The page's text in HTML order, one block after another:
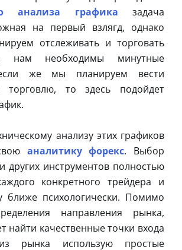
анализа графика задача
на первый взлягд, однако
отслеживать и торговать
нам необходимы минутные
же мы планируем вести
торговлю, то здесь подойдет
анализу этих графиков
аналитику форекс. Выбор
других инструментов полностью
конкретного трейдера и
ближе психологически. Помимо
направления рынка,
найти качественные точки входа
рынка использую простые